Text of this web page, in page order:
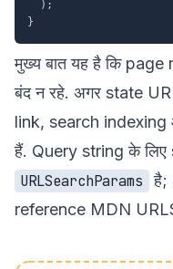
) ;
}
मुख्य बात यह है कि
बंद न रहे. अगर state
link, search indexing
हैं. Query string के
URLSearchParams है;
reference MDN